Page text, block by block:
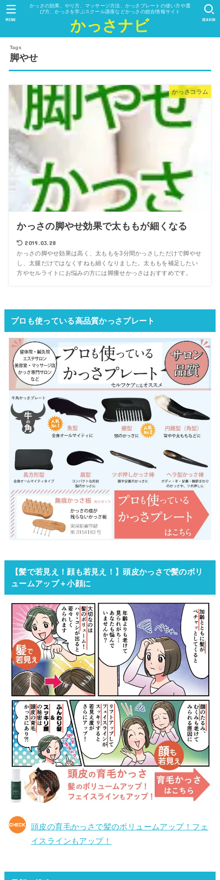
かっさの効果、やり方、マッサージ方法、かっさプレートの使い方や選
び方、かっさを学ぶスクール講座などかっさの総合情報サイト
かっさナビ SEARCH
MENU
脚やせ
かっさコラム
かっさの脚やせ効果で太ももが細くなる
2019.03.28
かっさの脚やせ効果は高く、太ももを3分間かっさしただけで脚やせ
し、太腿だけではなくすねも細くなりました。太ももを補足したい
方やセルライトにお悩みの方には脚痩せかっさはおすすめです。
プロも使っている高品質かっさプレート
【髪で若見え！顔も若見え！】頭皮かっさで髪のボリ
ュームアップ＋小顔に
頭皮の育毛かっさで髪のボリュームアップ！フェ
イスラインもアップ！